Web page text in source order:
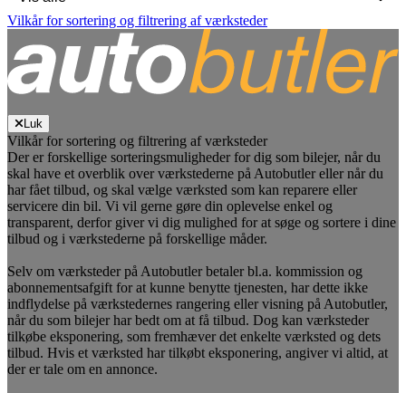
Vilkår for sortering og filtrering af værksteder
Luk
Vilkår for sortering og filtrering af værksteder
Der er forskellige sorteringsmuligheder for dig som bilejer, når du
skal have et overblik over værkstederne på Autobutler eller når du
har fået tilbud, og skal vælge værksted som kan reparere eller
servicere din bil. Vi vil gerne gøre din oplevelse enkel og
transparent, derfor giver vi dig mulighed for at søge og sortere i dine
tilbud og i værkstederne på forskellige måder.
Selv om værksteder på Autobutler betaler bl.a. kommission og
abonnementsafgift for at kunne benytte tjenesten, har dette ikke
indflydelse på værkstedernes rangering eller visning på Autobutler,
når du som bilejer har bedt om at få tilbud. Dog kan værksteder
tilkøbe eksponering, som fremhæver det enkelte værksted og dets
tilbud. Hvis et værksted har tilkøbt eksponering, angiver vi altid, at
der er tale om en annonce.